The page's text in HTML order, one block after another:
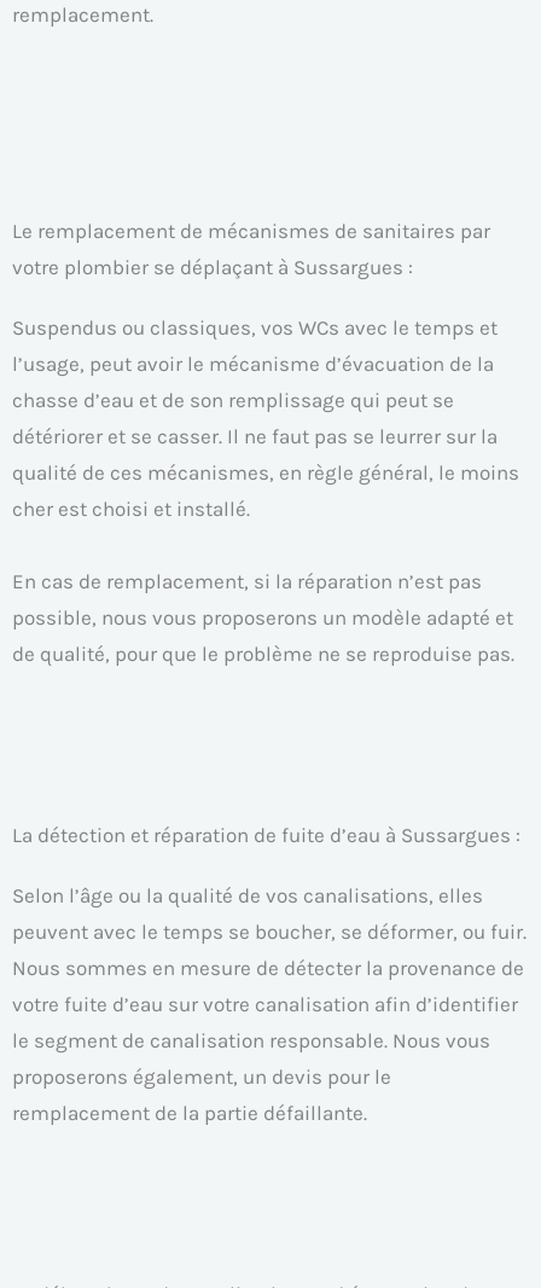
remplacement.
Le remplacement de mécanismes de sanitaires par
votre plombier se déplaçant à Sussargues :
Suspendus ou classiques, vos WCs avec le temps et
l’usage, peut avoir le mécanisme d’évacuation de la
chasse d’eau et de son remplissage qui peut se
détériorer et se casser. Il ne faut pas se leurrer sur la
qualité de ces mécanismes, en règle général, le moins
cher est choisi et installé.
En cas de remplacement, si la réparation n’est pas
possible, nous vous proposerons un modèle adapté et
de qualité, pour que le problème ne se reproduise pas.
La détection et réparation de fuite d’eau à Sussargues :
Selon l’âge ou la qualité de vos canalisations, elles
peuvent avec le temps se boucher, se déformer, ou fuir.
Nous sommes en mesure de détecter la provenance de
votre fuite d’eau sur votre canalisation afin d’identifier
le segment de canalisation responsable. Nous vous
proposerons également, un devis pour le
remplacement de la partie défaillante.